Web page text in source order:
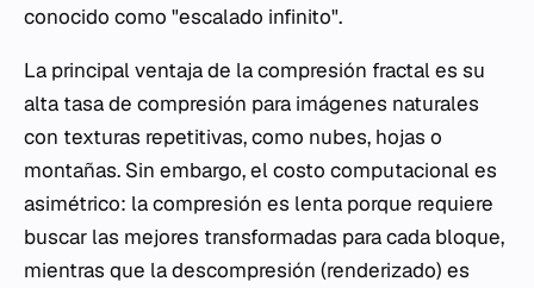
conocido como "escalado infinito".
La principal ventaja de la compresión fractal es su
alta tasa de compresión para imágenes naturales
con texturas repetitivas, como nubes, hojas o
montañas. Sin embargo, el costo computacional es
asimétrico: la compresión es lenta porque requiere
buscar las mejores transformadas para cada bloque,
mientras que la descompresión (renderizado) es